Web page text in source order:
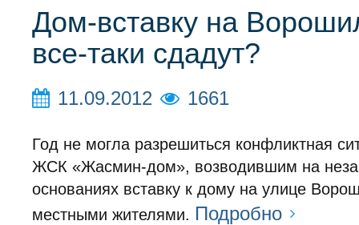
Дом-вставку на
все-таки сдадут?
11.09.2012 1661
Год не могла разрешиться конфликтная
ЖСК «Жасмин-дом», возводившим на
основаниях вставку к дому на улице
местными жителями. Подробно